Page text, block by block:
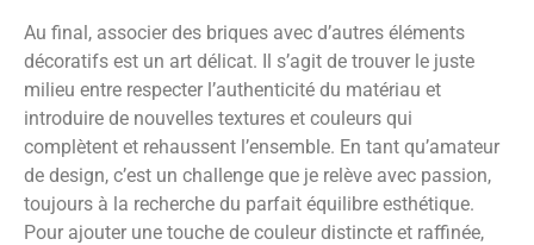
Au final, associer des briques avec d’autres éléments
décoratifs est un art délicat. Il s’agit de trouver le juste
milieu entre respecter l’authenticité du matériau et
introduire de nouvelles textures et couleurs qui
complètent et rehaussent l’ensemble. En tant qu’amateur
de design, c’est un challenge que je relève avec passion,
toujours à la recherche du parfait équilibre esthétique.
Pour ajouter une touche de couleur distincte et raffinée,